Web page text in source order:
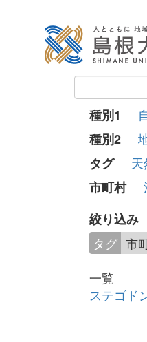
種別1
種別2
タグ
市町村
絞り込み
タグ 市
一覧
ステゴド